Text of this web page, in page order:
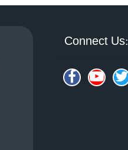
Connect Us: